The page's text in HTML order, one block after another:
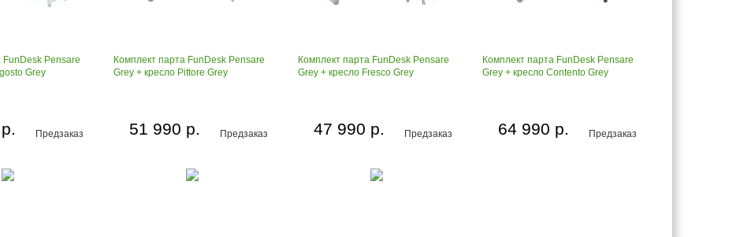
FunDesk Pensare
Grey
Предзаказ
Комплект парта FunDesk Pensare
Grey + кресло Pittore Grey
Предзаказ
51 990 р.
Комплект парта FunDesk Pensare
Grey + кресло Fresco Grey
Предзаказ
47 990 р.
Комплект парта FunDesk Pensare
Grey + кресло Contento Grey
Предзаказ
64 990 р.